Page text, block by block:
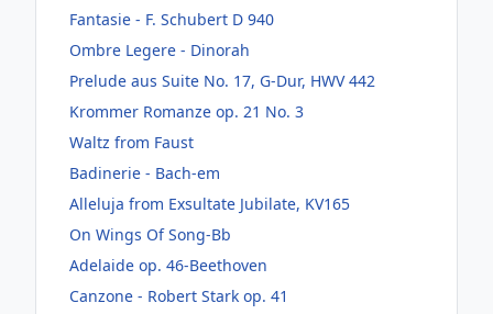
Fantasie - F. Schubert D 940
Ombre Legere - Dinorah
Prelude aus Suite No. 17, G-Dur, HWV 442
Krommer Romanze op. 21 No. 3
Waltz from Faust
Badinerie - Bach-em
Alleluja from Exsultate Jubilate, KV165
On Wings Of Song-Bb
Adelaide op. 46-Beethoven
Canzone - Robert Stark op. 41